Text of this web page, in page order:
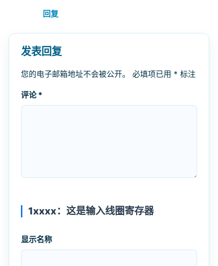
回复
发表回复
您的电子邮箱地址不会被公开。 必填项已用 * 标注
评论*
1xxxx：这是输入线圈寄存器
显示名称